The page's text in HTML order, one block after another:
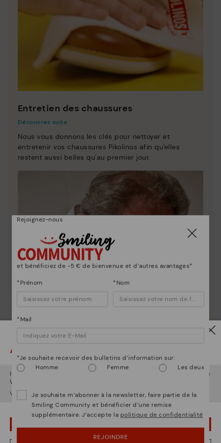
Entretien des chaussures
Découvrez suite
Nous vous donnons les clés pour nettoyer et
entretenir vos chaussures Pikolinos afin qu'elles
restent aussi belles qu'au premier jour.
La nature de Pikolinos
Attention !
Il semble que vous êtes enÉtats-Unis
et vous allez accéder au site
Web de
Voulez-vous aller sur le site Web deÉtats-Unis?
Rejoignez-nous
et bénéficiez de -5 € de bienvenue et d’autres avantages*
*Prénom *Nom
*Mail
*Je souhaite recevoir des bulletins d’information sur:
Homme
Femme Les deux
Je souhaite m’abonner à la newsletter, faire partie de la
Smiling Community et bénéficier d’une remise
supplémentaire. J’accepte la politique de confidentialité
REJOINDRE